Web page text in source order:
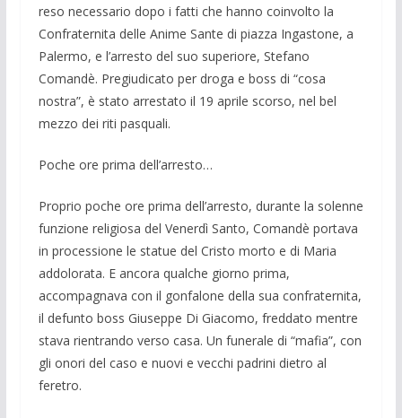
reso necessario dopo i fatti che hanno coinvolto la
Confraternita delle Anime Sante di piazza Ingastone, a
Palermo, e l’arresto del suo superiore, Stefano
Comandè. Pregiudicato per droga e boss di “cosa
nostra”, è stato arrestato il 19 aprile scorso, nel bel
mezzo dei riti pasquali.
Poche ore prima dell’arresto…
Proprio poche ore prima dell’arresto, durante la solenne
funzione religiosa del Venerdì Santo, Comandè portava
in processione le statue del Cristo morto e di Maria
addolorata. E ancora qualche giorno prima,
accompagnava con il gonfalone della sua confraternita,
il defunto boss Giuseppe Di Giacomo, freddato mentre
stava rientrando verso casa. Un funerale di “mafia”, con
gli onori del caso e nuovi e vecchi padrini dietro al
feretro.